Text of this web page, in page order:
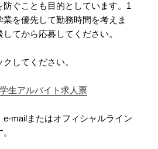
ぐことも目的としています。1
を優先して勤務時間を考えま
てから応募してください。
してください。
生アルバイト求人票
mailまたはオフィシャルライン